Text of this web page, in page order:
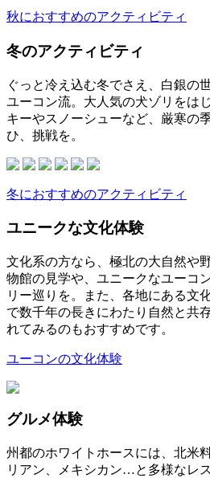
秋におすすめのアクティビティ
冬のアクティビティ
ぐっと冷え込む冬でさえ、白銀の
ユーコン流。大人気の犬ゾリをは
キーやスノーシューなど、厳寒の
ひ、挑戦を。
冬におすすめのアクティビティ
ユニークな文化体験
文化系の方なら、極北の大自然や
物館の見学や、ユニークなユーコ
リー巡りを。また、各地にある文
で数千年の長きにわたり自然と共
れてみるのもおすすめです。
ユーコンの文化体験
グルメ体験
州都のホワイトホースには、北米
リアン、メキシカン…と多様なレ